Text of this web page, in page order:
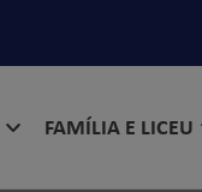
FAMÍLIA E LICEU